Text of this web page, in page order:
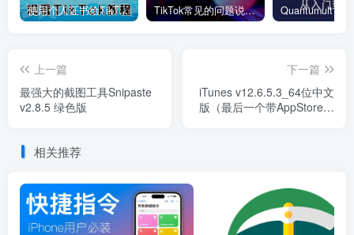
使用个人证书给TikTok签名安装(视频) TikTok常见的问题说明和解决方法
上一篇
最强大的截图工具Snipaste
v2.8.5 绿色版
下一篇
iTunes v12.6.5.3_64位中文
版（最后一个带AppStore的
相关推荐